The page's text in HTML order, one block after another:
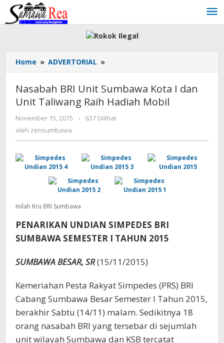
Lewati
konten
Home » ADVERTORIAL »
BRI
Sumbawa
Kota
I
Raih
Hadiah
Mobil
Nasabah BRI Unit Sumbawa Kota I dan
Unit Taliwang Raih Hadiah Mobil
November 15, 2015
oleh
-
637 Dilihat
oleh zensumbawa
Inilah Kru BRI Sumbawa
PENARIKAN UNDIAN SIMPEDES BRI
SUMBAWA SEMESTER I TAHUN 2015
SUMBAWA BESAR, SR(15/11/2015)
Kemeriahan Pesta Rakyat Simpedes (PRS) BRI
Cabang Sumbawa Besar Semester I Tahun 2015,
berakhir Sabtu (14/11) malam. Sedikitnya 18
orang nasabah BRI yang tersebar di sejumlah
unit wilayah Sumbawa dan KSB tercatat